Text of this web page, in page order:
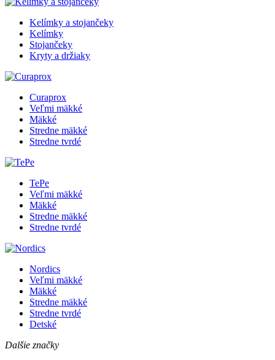
Kelímky a stojančeky
Kelímky
Stojančeky
Kryty a držiaky
Curaprox
Veľmi mäkké
Mäkké
Stredne mäkké
Stredne tvrdé
TePe
Veľmi mäkké
Mäkké
Stredne mäkké
Stredne tvrdé
Nordics
Veľmi mäkké
Mäkké
Stredne mäkké
Stredne tvrdé
Detské
Dalšie značky